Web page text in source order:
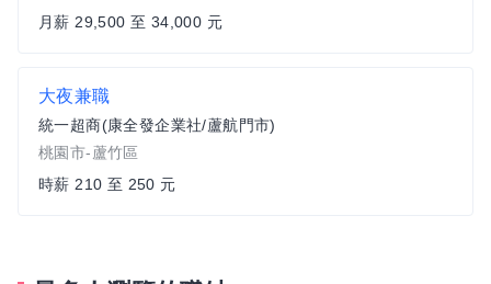
月薪 29,500 至 34,000 元
大夜兼職
統一超商(康全發企業社/蘆航門市)
桃園市-蘆竹區
時薪 210 至 250 元